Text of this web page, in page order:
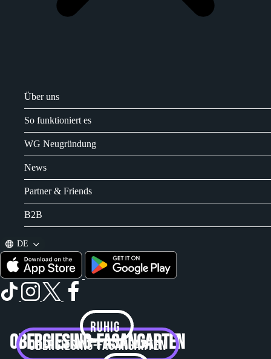
Über uns
So funktioniert es
WG Neugründung
News
Partner & Friends
B2B
DE
Obergiesing-Fasangarten
Obergiesing-Fasangarten
ruhig